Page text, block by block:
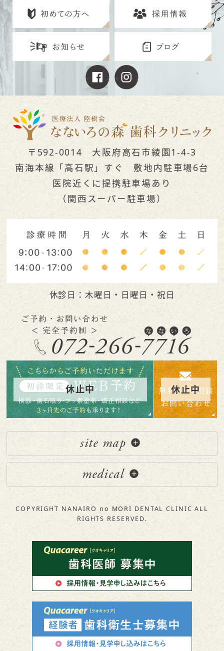
〒592-0014 大阪府高石市綾園1-4-3
南海本線「高石駅」すぐ 敷地内駐車場6台
医院近くに提携駐車場あり
（関西スーパー駐車場）
休診日：木曜日・日曜日・祝日
site map
medical
COPYRIGHT NANAIRO no MORI DENTAL CLINIC ALL
RIGHTS RESERVED.